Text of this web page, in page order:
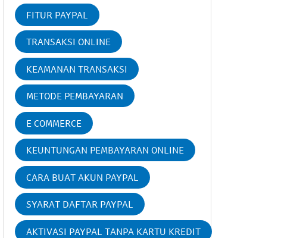
FITUR PAYPAL
TRANSAKSI ONLINE
KEAMANAN TRANSAKSI
METODE PEMBAYARAN
E COMMERCE
KEUNTUNGAN PEMBAYARAN ONLINE
CARA BUAT AKUN PAYPAL
SYARAT DAFTAR PAYPAL
AKTIVASI PAYPAL TANPA KARTU KREDIT